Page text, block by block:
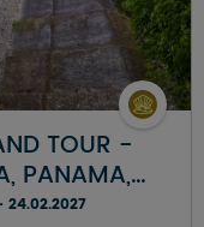
TOUR -
PANAMA,
BELIZA
24.02.2027